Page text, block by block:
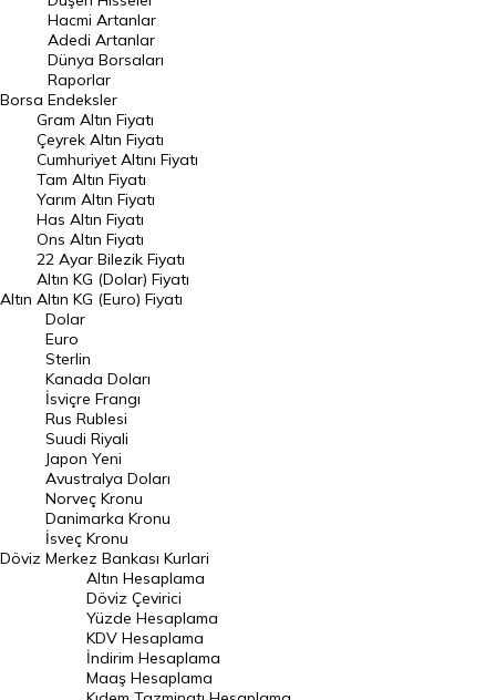
Hacmi Artanlar
Geçmiş Kapanışlar
Dünya Borsaları
Raporlar
Endeksler
DÖVİZ
Döviz Kuru
Dolar Kuru
Euro Kuru
Pound Kuru
Frank Kuru
Riyal Kuru
Avustralya Doları
Danimarka Kronu Kuru
Kanada Doları Kuru
Norveç Kronu Kuru
İsveç Kronu Kuru
Japon Yeni Kuru
Serbest Piyasa Döviz Kurları
Borsa
Hacmi Artanlar
Adedi Artanlar
Dünya Borsaları
Raporlar
Endeksler
Altın
Gram Altın Fiyatı
Çeyrek Altın Fiyatı
Cumhuriyet Altını Fiyatı
Tam Altın Fiyatı
Yarım Altın Fiyatı
Has Altın Fiyatı
Ons Altın Fiyatı
22 Ayar Bilezik Fiyatı
Altın KG (Dolar) Fiyatı
Altın KG (Euro) Fiyatı
Döviz
Dolar
Euro
Sterlin
Kanada Doları
İsviçre Frangı
Rus Rublesi
Suudi Riyali
Japon Yeni
Avustralya Doları
Norveç Kronu
Danimarka Kronu
İsveç Kronu
Merkez Bankası Kurlari
Altın Hesaplama
Döviz Çevirici
Yüzde Hesaplama
KDV Hesaplama
İndirim Hesaplama
Maaş Hesaplama